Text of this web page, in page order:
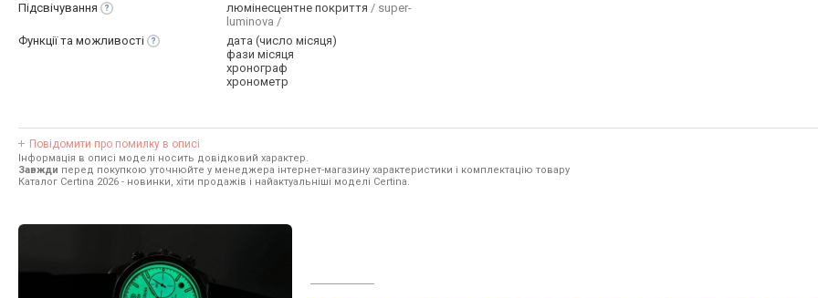
Підсвічування
люмінесцентне покриття / super-
luminova /
Функції та можливості
дата (число місяця)
фази місяця
хронограф
хронометр
Повідомити про помилку в описі
Інформація в описі моделі носить довідковий характер.
Завжди перед покупкою уточнюйте у менеджера інтернет-магазину характеристики і комплектацію товару
Каталог Certina 2026 - новинки, хіти продажів і найактуальніші моделі Certina.